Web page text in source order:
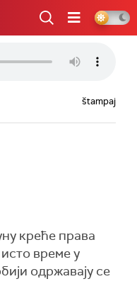
štampaj
креће права
време у
одржавају се